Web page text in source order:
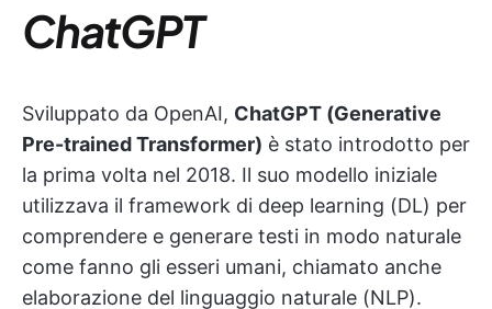
ChatGPT
Sviluppato da OpenAI, ChatGPT (Generative
Pre-trained Transformer) è stato introdotto per
la prima volta nel 2018. Il suo modello iniziale
utilizzava il framework di deep learning (DL) per
comprendere e generare testi in modo naturale
come fanno gli esseri umani, chiamato anche
elaborazione del linguaggio naturale (NLP).